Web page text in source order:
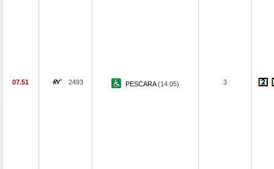
07.51 2493 PESCARA(14.05) 3